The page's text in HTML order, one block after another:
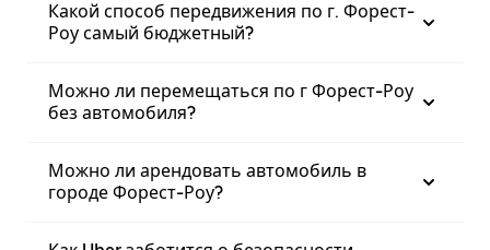
Какой способ передвижения по г. Форест-
Роу самый бюджетный?
Можно ли перемещаться по г Форест-Роу
без автомобиля?
Можно ли арендовать автомобиль в
городе Форест-Роу?